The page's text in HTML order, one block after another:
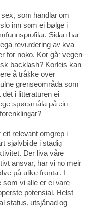
som handlar om
inn som ei bølge i
Sidan har
revurdering av kva
for noko. Kor går vegen
backlash? Korleis kan
å tråkke over
grenseområda som
i litteraturen ei
spørsmåla på ein
eit relevant omgrep i
sjølvbilde i stadig
Der liva våre
ansvar, har vi no meir
på ulike frontar. I
som vi alle er ei vare
potensial. Helst
status, utsjånad og